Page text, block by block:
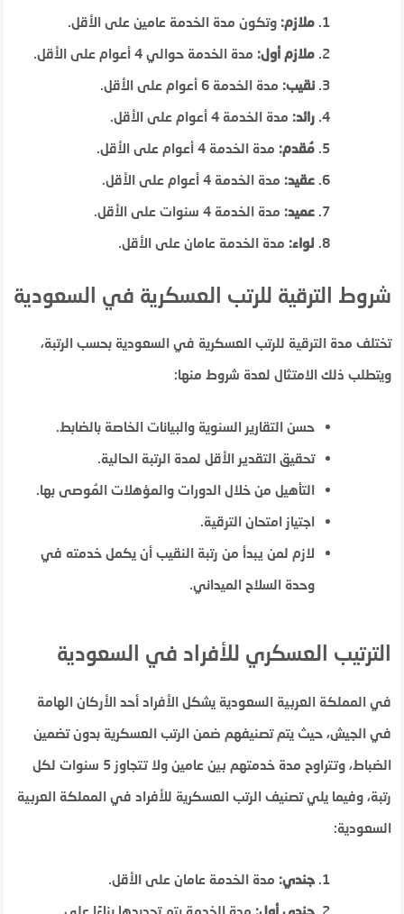
ملازم:وتكون مدة الخدمة عامين على الأقل.
ملازم أول: مدة الخدمة حوالي 4 أعوام على الأقل.
نقيب: مدة الخدمة 6 أعوام على الأقل.
رائد: مدة الخدمة 4 أعوام على الأقل.
مُقدم: مدة الخدمة 4 أعوام على الأقل.
عقيد: مدة الخدمة 4 أعوام على الأقل.
عميد: مدة الخدمة 4 سنوات على الأقل.
لواء: مدة الخدمة عامان على الأقل.
شروط الترقية للرتب العسكرية في السعودية
تختلف مدة الترقية للرتب العسكرية في السعودية بحسب الرتبة،
ويتطلب ذلك الامتثال لعدة شروط منها:
حسن التقارير السنوية والبيانات الخاصة بالضابط.
تحقيق التقدير الأقل لمدة الرتبة الحالية.
التأهيل من خلال الدورات والمؤهلات المُوصى بها.
اجتياز امتحان الترقية.
لازم لمن يبدأ من رتبة النقيب أن يكمل خدمته في
وحدة السلاح الميداني.
الترتيب العسكري للأفراد في السعودية
في المملكة العربية السعودية يشكل الأفراد أحد الأركان الهامة
في الجيش، حيث يتم تصنيفهم ضمن الرتب العسكرية بدون تضمين
الضباط، وتتراوح مدة خدمتهم بين عامين ولا تتجاوز 5 سنوات لكل
رتبة، وفيما يلي تصنيف الرتب العسكرية للأفراد في المملكة العربية
السعودية:
جندي: مدة الخدمة عامان على الأقل.
جندي أول: مدة الخدمة يتم تحديدها بناءًا على